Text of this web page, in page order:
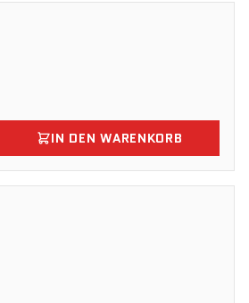
IN DEN WARENKORB